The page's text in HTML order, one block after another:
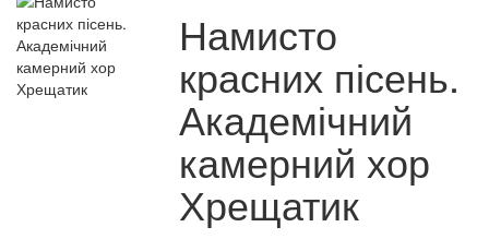
Намисто
красних пісень.
Академічний
камерний хор
Хрещатик